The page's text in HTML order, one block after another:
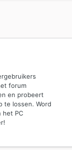
forum
en probeert
te lossen. Word
het PC